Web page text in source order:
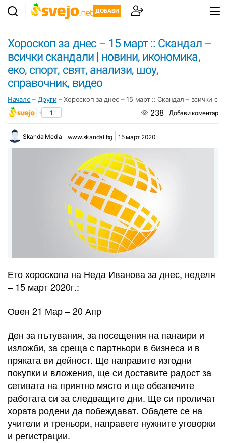
ДОБАВИ
Хороскоп за днес – 15 март :: Скандал –
всички скандали | новини, икономика,
еко, спорт, свят, анализи, шоу,
справочник, видео
Начало – Други –Хороскоп за днес – 15 март :: Скандал – всички
1 238 Добави коментар
SkandalMedia www.skandal.bg 15 март 2020
Ето хороскопа на Неда Иванова за днес, неделя
– 15 март 2020г.:
Овен 21 Мар – 20 Апр
Ден за пътувания, за посещения на панаири и
изложби, за среща с партньори в бизнеса и в
пряката ви дейност. Ще направите изгодни
покупки и вложения, ще си доставите радост за
сетивата на приятно място и ще обезпечите
работата си за следващите дни. Ще си проличат
хората родени да побеждават. Обадете се на
учители и треньори, направете нужните уговорки
и регистрации.